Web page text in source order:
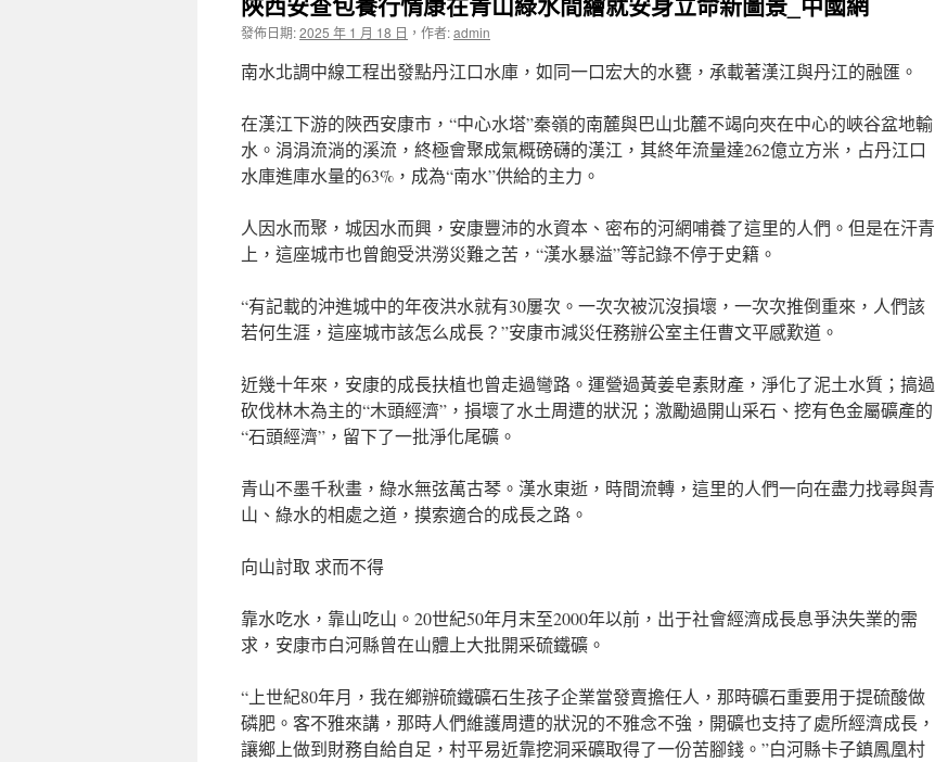
發佈日期:2025 年 1 月 18 日 ， 作者:admin
南水北調中線工程出發點丹江口水庫，如同一口宏大的水甕，承載著漢江與丹江的融匯。
在漢江下游的陜西安康市，“中心水塔”秦嶺的南麓與巴山北麓不竭向夾在中心的峽谷盆地輸
水。涓涓流淌的溪流，終極會聚成氣概磅礴的漢江，其終年流量達262億立方米，占丹江口
水庫進庫水量的63%，成為“南水”供給的主力。
人因水而聚，城因水而興，安康豐沛的水資本、密布的河網哺養了這里的人們。但是在汗青
上，這座城市也曾飽受洪澇災難之苦，“漢水暴溢”等記錄不停于史籍。
“有記載的沖進城中的年夜洪水就有30屢次。一次次被沉沒損壞，一次次推倒重來，人們該
若何生涯，這座城市該怎么成長？”安康市減災任務辦公室主任曹文平感歎道。
近幾十年來，安康的成長扶植也曾走過彎路。運營過黃姜皂素財產，淨化了泥土水質；搞過
砍伐林木為主的“木頭經濟”，損壞了水土周遭的狀況；激勵過開山采石、挖有色金屬礦產的
“石頭經濟”，留下了一批淨化尾礦。
青山不墨千秋畫，綠水無弦萬古琴。漢水東逝，時間流轉，這里的人們一向在盡力找尋與青
山、綠水的相處之道，摸索適合的成長之路。
向山討取 求而不得
靠水吃水，靠山吃山。20世紀50年月末至2000年以前，出于社會經濟成長息爭決失業的需
求，安康市白河縣曾在山體上大批開采硫鐵礦。
“上世紀80年月，我在鄉辦硫鐵礦石生孩子企業當發賣擔任人，那時礦石重要用于提硫酸做
磷肥。客不雅來講，那時人們維護周遭的狀況的不雅念不強，開礦也支持了處所經濟成長，
讓鄉上做到財務自給自足，村平易近靠挖洞采礦取得了一份苦腳錢。”白河縣卡子鎮鳳凰村